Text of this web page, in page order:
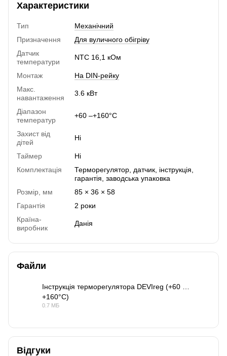
Характеристики
Тип
Механічний
Призначення
Для вуличного обігріву
Датчик
температури
NTC 16,1 кОм
Монтаж
На DIN-рейку
Макс.
навантаження
3.6 кВт
Діапазон
температур
+60 –+160°C
Захист від
дітей
Ні
Таймер
Ні
Комплектація
Терморегулятор, датчик, інструкція,
гарантія, заводська упаковка
Розмір, мм
85 × 36 × 58
Гарантія
2 роки
Країна-
виробник
Данія
Файли
Інструкція терморегулятора DEVIreg (+60 …
+160°C)
0.7 МБ
Відгуки